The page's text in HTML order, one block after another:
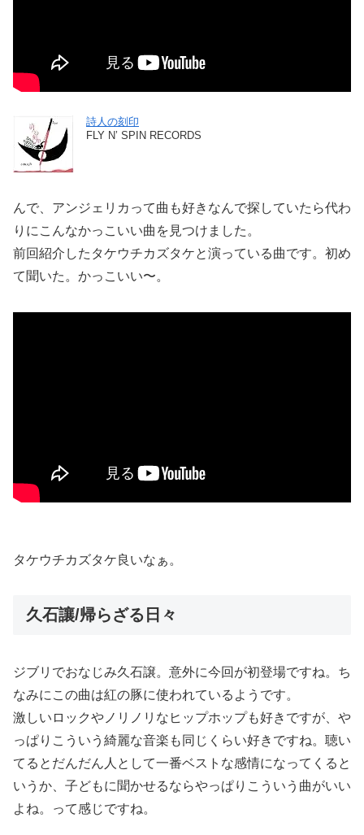
詩人の刻印
FLY N’ SPIN RECORDS
んで、アンジェリカって曲も好きなんで探していたら代わ
りにこんなかっこいい曲を見つけました。
前回紹介したタケウチカズタケと演っている曲です。初め
て聞いた。かっこいい〜。
タケウチカズタケ良いなぁ。
久石讓/帰らざる日々
ジブリでおなじみ久石譲。意外に今回が初登場ですね。ち
なみにこの曲は紅の豚に使われているようです。
激しいロックやノリノリなヒップホップも好きですが、や
っぱりこういう綺麗な音楽も同じくらい好きですね。聴い
てるとだんだん人として一番ベストな感情になってくると
いうか、子どもに聞かせるならやっぱりこういう曲がいい
よね。って感じですね。